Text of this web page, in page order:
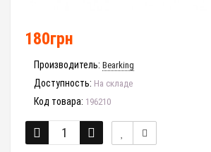
180грн
Производитель: Bearking
Доступность: На складе
Код товара: 196210